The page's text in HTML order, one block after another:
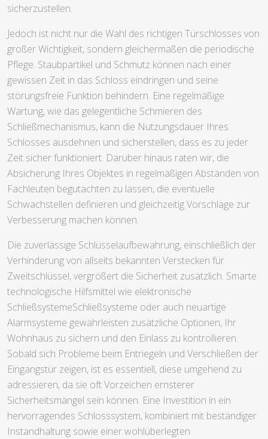
sicherzustellen.
Jedoch ist nicht nur die Wahl des richtigen Türschlosses von
großer Wichtigkeit, sondern gleichermaßen die periodische
Pflege. Staubpartikel und Schmutz können nach einer
gewissen Zeit in das Schloss eindringen und seine
störungsfreie Funktion behindern. Eine regelmäßige
Wartung, wie das gelegentliche Schmieren des
Schließmechanismus, kann die Nutzungsdauer Ihres
Schlosses ausdehnen und sicherstellen, dass es zu jeder
Zeit sicher funktioniert. Darüber hinaus raten wir, die
Absicherung Ihres Objektes in regelmäßigen Abständen von
Fachleuten begutachten zu lassen, die eventuelle
Schwachstellen definieren und gleichzeitig Vorschläge zur
Verbesserung machen können.
Die zuverlässige Schlüsselaufbewahrung, einschließlich der
Verhinderung von allseits bekannten Verstecken für
Zweitschlüssel, vergrößert die Sicherheit zusätzlich. Smarte
technologische Hilfsmittel wie elektronische
SchließsystemeSchließsysteme oder auch neuartige
Alarmsysteme gewährleisten zusätzliche Optionen, Ihr
Wohnhaus zu sichern und den Einlass zu kontrollieren.
Sobald sich Probleme beim Entriegeln und Verschließen der
Eingangstür zeigen, ist es essentiell, diese umgehend zu
adressieren, da sie oft Vorzeichen ernsterer
Sicherheitsmängel sein können. Eine Investition in ein
hervorragendes Schlosssystem, kombiniert mit beständiger
Instandhaltung sowie einer wohlüberlegten